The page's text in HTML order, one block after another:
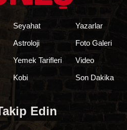
Seyahat
Astroloji
Yemek Tarifleri
Kobi
Yazarlar
Foto Galeri
Video
Son Dakika
Edin